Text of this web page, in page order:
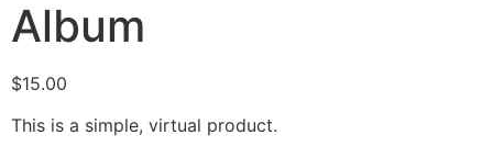
Album
$15.00
This is a simple, virtual product.